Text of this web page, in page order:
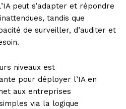
peut s’adapter et répondre
tandis que
de surveiller, d’auditer et
niveaux est
pour déployer l’IA en
aux entreprises
via la logique